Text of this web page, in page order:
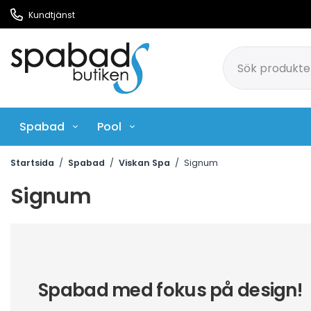
Kundtjänst
Spabad Pool
Startsida / Spabad / Viskan Spa / Signum
Signum
Spabad med fokus på design!